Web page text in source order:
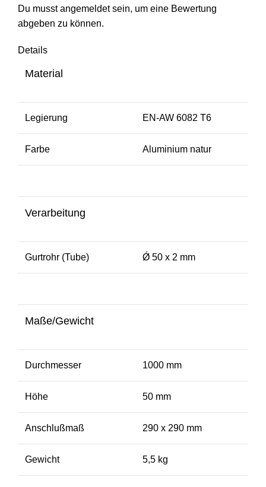
Du musstangemeldetsein, um eine Bewertung
abgeben zu können.
Details
Material
Legierung EN-AW 6082 T6
Farbe Aluminium natur
Verarbeitung
Gurtrohr (Tube) Ǿ 50 x 2 mm
Maße/Gewicht
Durchmesser 1000 mm
Höhe 50 mm
Anschlußmaß 290 x 290 mm
Gewicht 5,5 kg